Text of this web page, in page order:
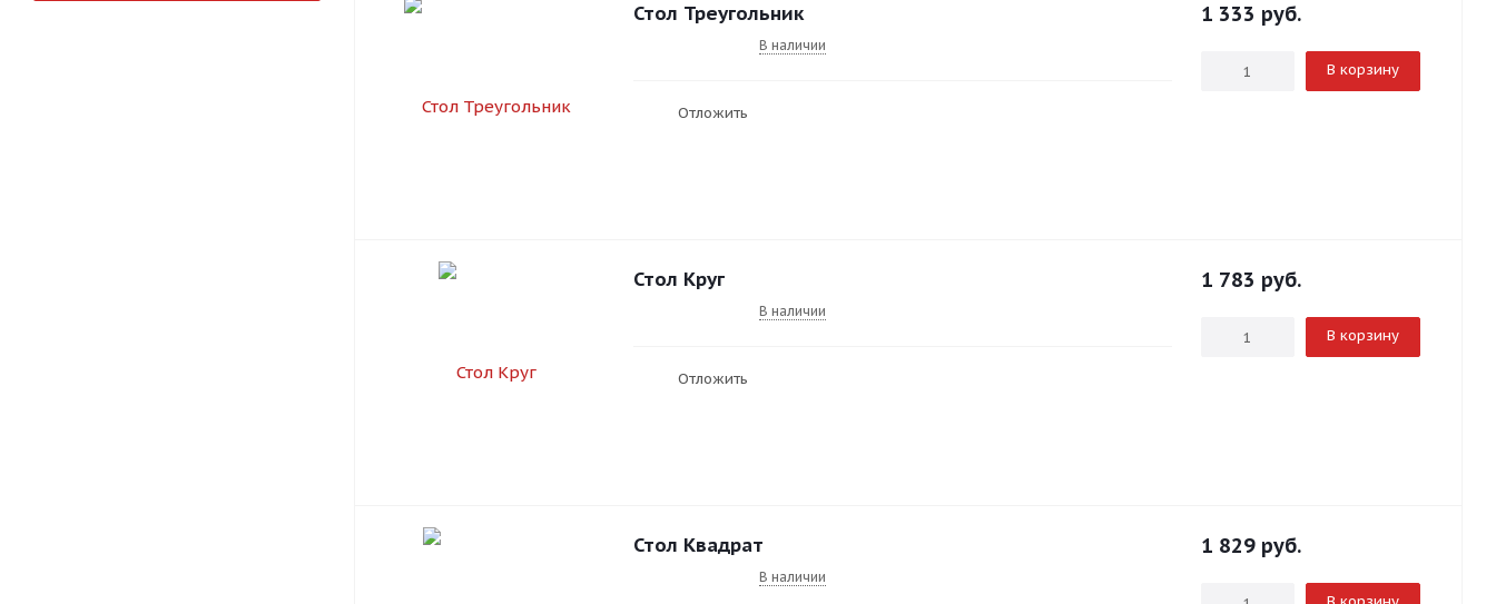
Стол Треугольник
В наличии
Отложить
1 333 руб.
В корзину
Стол Круг
В наличии
Отложить
1 783 руб.
В корзину
Стол Квадрат
В наличии
1 829 руб.